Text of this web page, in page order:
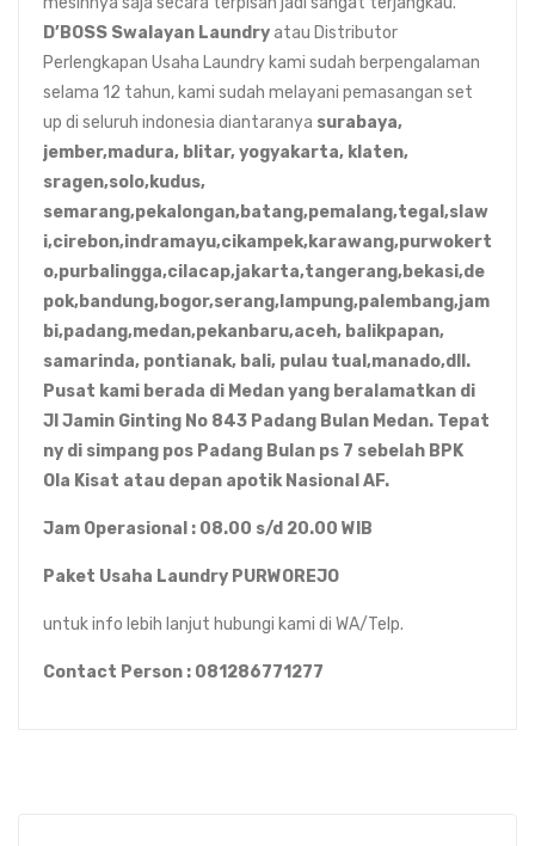
D’BOSS Swalayan Laundryatau Distributor
Perlengkapan Usaha Laundry kami sudah berpengalaman
selama 12 tahun, kami sudah melayani pemasangan set
up di seluruh indonesia diantaranya surabaya,
jember,madura, blitar, yogyakarta, klaten,
sragen,solo,kudus,
semarang,pekalongan,batang,pemalang,tegal,slaw
i,cirebon,indramayu,cikampek,karawang,purwokert
o,purbalingga,cilacap,jakarta,tangerang,bekasi,de
pok,bandung,bogor,serang,lampung,palembang,jam
bi,padang,medan,pekanbaru,aceh, balikpapan,
samarinda, pontianak, bali, pulau tual,manado,dll.
Pusat kami berada di Medan yang beralamatkan di
Jl Jamin Ginting No 843 Padang Bulan Medan. Tepat
ny di simpang pos Padang Bulan ps 7 sebelah BPK
Ola Kisat atau depan apotik Nasional AF.
Jam Operasional : 08.00 s/d 20.00 WIB
Paket Usaha Laundry PURWOREJO
untuk info lebih lanjut hubungi kami di WA/Telp.
Contact Person : 081286771277